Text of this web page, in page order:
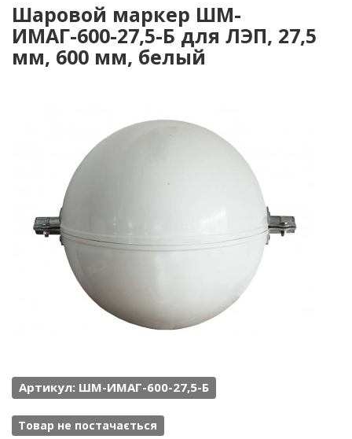
Шаровой маркер ШМ-
ИМАГ-600-27,5-Б для ЛЭП, 27,5
мм, 600 мм, белый
Артикул: ШМ-ИМАГ-600-27,5-Б
Товар не постачається